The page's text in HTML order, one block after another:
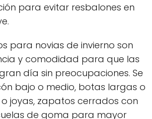
para evitar resbalones en
para novias de invierno son
y comodidad para que las
día sin preocupaciones. Se
bajo o medio, botas largas o
joyas, zapatos cerrados con
de goma para mayor